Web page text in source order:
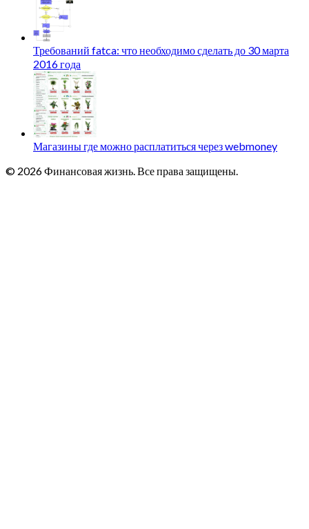
Требований fatca: что необходимо сделать до 30 марта
2016 года
Магазины где можно расплатиться через webmoney
© 2026 Финансовая жизнь. Все права защищены.